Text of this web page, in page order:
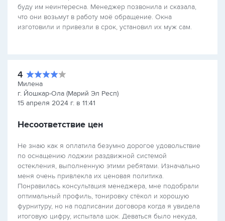
буду им неинтересна. Менеджер позвонила и сказала,
что они возьмут в работу моё обращение. Окна
изготовили и привезли в срок, установил их муж сам.
4
Милена
г. Йошкар-Ола (Марий Эл Респ)
15 апреля 2024 г. в 11:41
Несоответствие цен
Не знаю как я оплатила безумно дорогое удовольствие
по оснащению лоджии раздвижной системой
остекления, выполненную этими ребятами. Изначально
меня очень привлекла их ценовая политика.
Понравилась консультация менеджера, мне подобрали
оптимальный профиль, тонировку стёкол и хорошую
фурнитуру, но на подписании договора когда я увидела
итоговую цифру, испытала шок. Деваться было некуда,